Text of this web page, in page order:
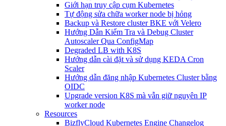
Giới hạn truy cập cụm Kubernetes
Tự động sửa chữa worker node bị hỏng
Backup và Restore cluster BKE với Velero
Hướng Dẫn Kiểm Tra và Debug Cluster
Autoscaler Qua ConfigMap
Degraded LB with K8S
Hướng dẫn cài đặt và sử dụng KEDA Cron
Scaler
Hướng dẫn đăng nhập Kubernetes Cluster bằng
OIDC
Upgrade version K8S mà vẫn giữ nguyên IP
worker node
Resources
BizflyCloud Kubernetes Engine Changelog